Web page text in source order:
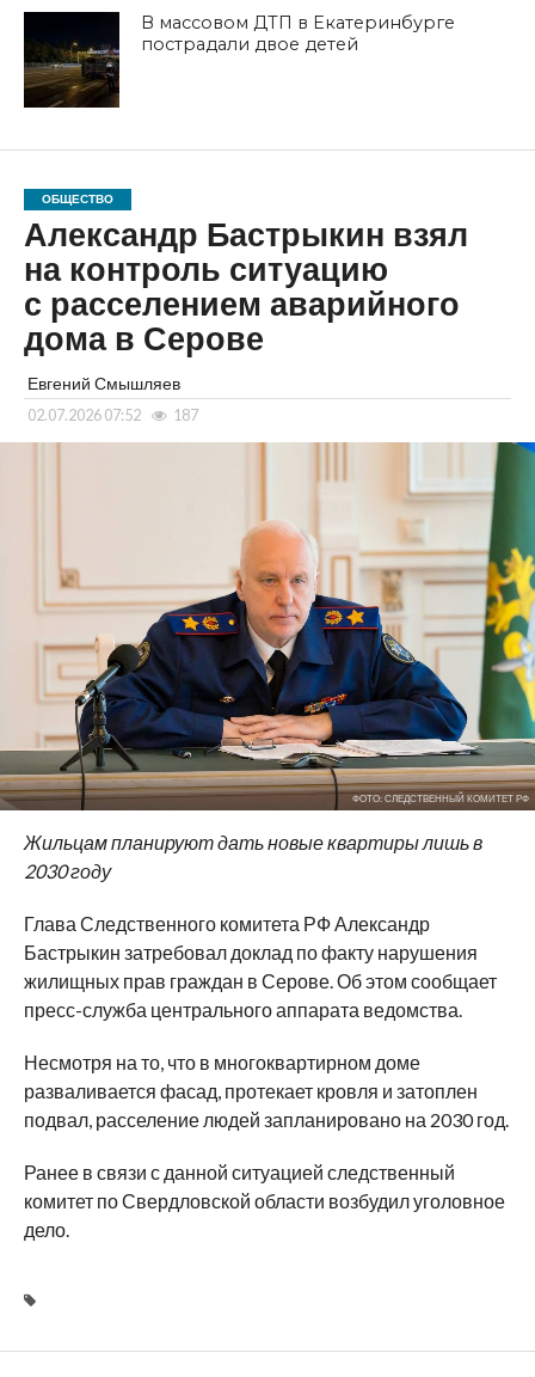
В массовом ДТП в Екатеринбурге
пострадали двое детей
ОБЩЕСТВО
Александр Бастрыкин взял
на контроль ситуацию
с расселением аварийного
дома в Серове
Евгений Смышляев
02.07.2026 07:52 187
ФОТО: СЛЕДСТВЕННЫЙ КОМИТЕТ РФ
Жильцам планируют дать новые квартиры лишь в
2030 году
Глава Следственного комитета РФ Александр
Бастрыкин затребовал доклад по факту нарушения
жилищных прав граждан в Серове. Об этом сообщает
пресс-служба центрального аппарата ведомства.
Несмотря на то, что в многоквартирном доме
разваливается фасад, протекает кровля и затоплен
подвал, расселение людей запланировано на 2030 год.
Ранее в связи с данной ситуацией следственный
комитет по Свердловской области возбудил уголовное
дело.